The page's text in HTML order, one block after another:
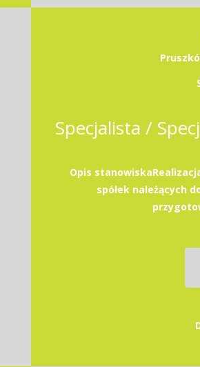
Opis
spółek należących